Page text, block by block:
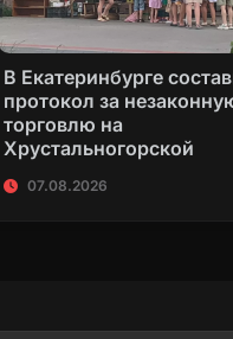
В Екатеринбурге
протокол за
торговлю на
Хрустальногорской
07.08.2026